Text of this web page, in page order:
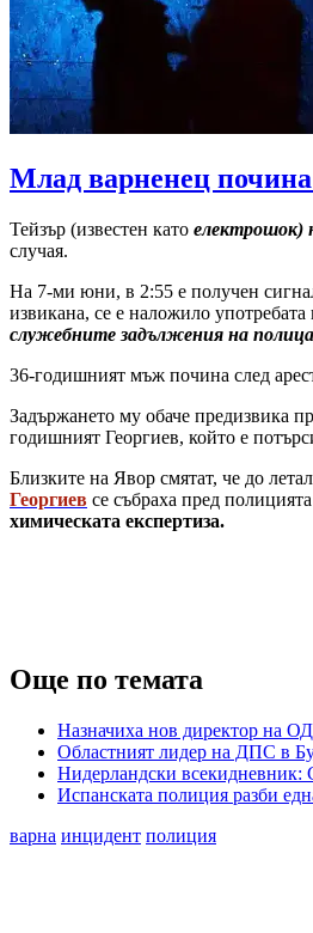
Млад варненец почина
Тейзър (известен като електрошок)
случая.
На 7-ми юни, в 2:55 е получен
извикана, се е наложило
служебните задължения на
36-годишният мъж почина след
Задържането му обаче предизвика
годишният Георгиев, който е
Близките на Явор смятат, че до
Георгиев се събраха пред
химическата експертиза.
Още по темата
Назначиха нов директор на
Областният лидер на ДПС в
Нидерландски всекидневник:
Испанската полиция разби
варна инцидент полиция